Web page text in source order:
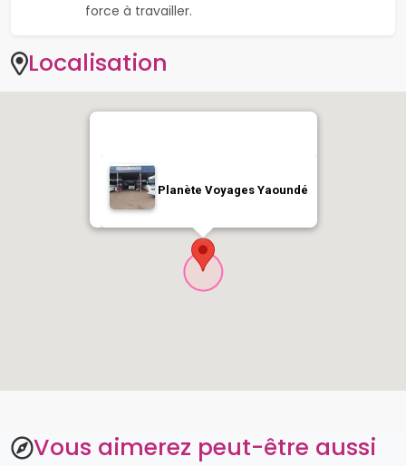
force à travailler.
Localisation
Planète Voyages Yaoundé
Vous aimerez peut-être aussi